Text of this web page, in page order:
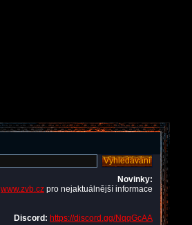
Novinky:
www.zvb.cz pro nejaktuálnější informace
Discord: https://discord.gg/NqqGcAA